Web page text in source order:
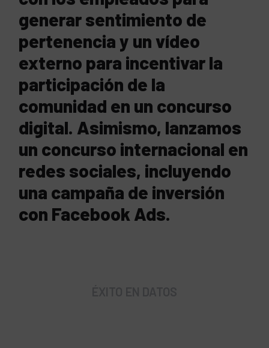
generar sentimiento de
pertenencia y un vídeo
externo para incentivar la
participación de la
comunidad en un concurso
digital. Asimismo, lanzamos
un concurso internacional en
redes sociales, incluyendo
una campaña de inversión
con Facebook Ads.